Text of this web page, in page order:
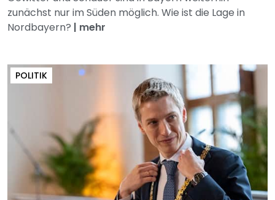
zunächst nur im Süden möglich. Wie ist die Lage in
Nordbayern? | mehr
POLITIK